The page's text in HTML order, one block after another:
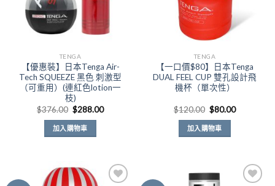
TENGA
【優惠裝】日本Tenga Air-
Tech SQUEEZE 黑色 刺激型
（可重用）(連紅色lotion一
枝)
$376.00 原
始
價
格：
$376.00。
$288.00目
加入購物車
TENGA
【一口價$80】日本Tenga
DUAL FEEL CUP 雙孔設計飛
機杯（單次性）
$120.00 原
始
價
格：
$120.00。
$80.00目
加入購物車